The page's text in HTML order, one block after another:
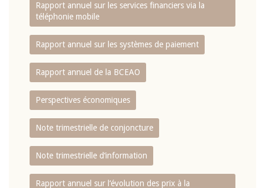
Rapport annuel sur les services financiers via la
téléphonie mobile
Rapport annuel sur les systèmes de paiement
Rapport annuel de la BCEAO
Perspectives économiques
Note trimestrielle de conjoncture
Note trimestrielle d‘information
Rapport annuel sur l‘évolution des prix à la